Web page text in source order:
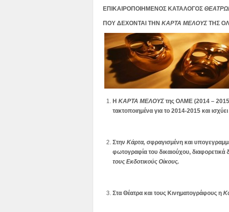
ΕΠΙΚΑΙΡΟΠΟΙΗΜΕΝΟΣ ΚΑΤΑΛΟΓΟΣ
ΠΟΥ ΔΕΧΟΝΤΑΙ ΤΗΝ ΚΑΡΤΑ ΜΕΛΟΥΣΤΗΣ
Η ΚΑΡΤΑ ΜΕΛΟΥΣτης ΟΛΜΕ (2014 –
τακτοποιημένα για το 2014-2015 και
Στην Κάρτα, σφραγισμένη και
φωτογραφία του δικαιούχου, διαφορετικά
τους Εκδοτικούς Οίκους.
Στα Θέατρα και τους Κινηματογράφους η